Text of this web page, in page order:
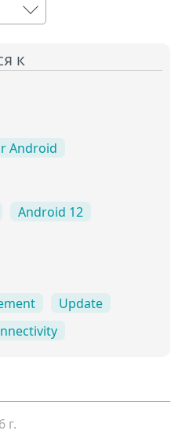
к
Android
Android 12
Update
г.